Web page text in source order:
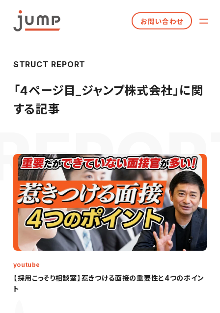
お問い合わせ
STRUCT REPORT
「4ページ目_ジャンプ株式会社」に関
する記事
【採用こっそり相談室】惹きつける面接の重要性と4つのポイン
ト
youtube